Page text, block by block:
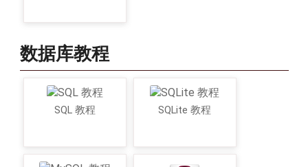
数据库教程
SQL 教程 SQLite 教程